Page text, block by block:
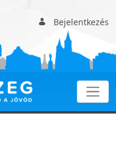
Bejelentkezés